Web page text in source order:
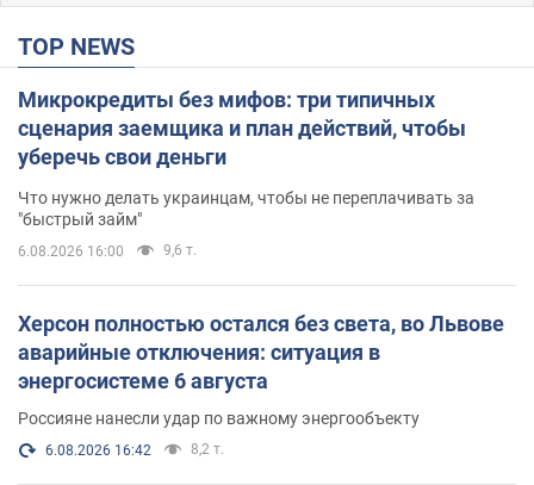
TOP NEWS
Микрокредиты без мифов: три типичных
сценария заемщика и план действий, чтобы
уберечь свои деньги
Что нужно делать украинцам, чтобы не переплачивать за
"быстрый займ"
6.08.2026 16:00 9,6 т.
Херсон полностью остался без света, во Львове
аварийные отключения: ситуация в
энергосистеме 6 августа
Россияне нанесли удар по важному энергообъекту
6.08.2026 16:42 8,2 т.